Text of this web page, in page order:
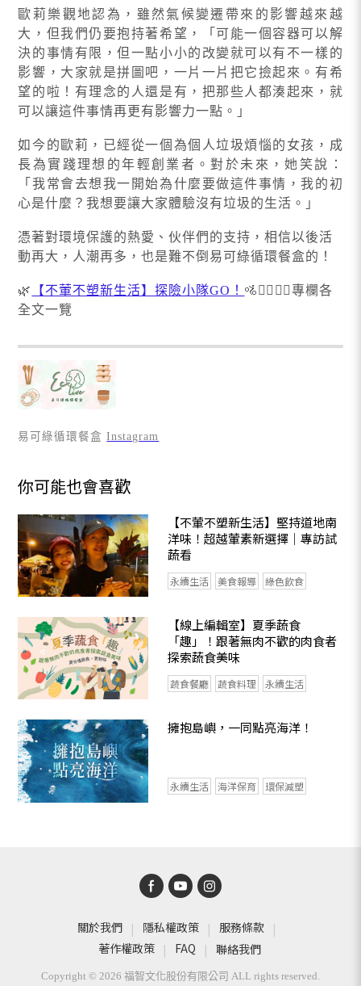
歐莉樂觀地認為，雖然氣候變遷帶來的影響越來越
大，但我們仍要抱持著希望，「可能一個容器可以解
決的事情有限，但一點小小的改變就可以有不一樣的
影響，大家就是拼圖吧，一片一片把它撿起來。有希
望的啦！有理念的人還是有，把那些人都湊起來，就
可以讓這件事情再更有影響力一點。」
如今的歐莉，已經從一個為個人垃圾煩惱的女孩，成
長為實踐理想的年輕創業者。對於未來，她笑說：
「我常會去想我一開始為什麼要做這件事情，我的初
心是什麼？我想要讓大家體驗沒有垃圾的生活。」
憑著對環境保護的熱愛、伙伴們的支持，相信以後活
動再大，人潮再多，也是難不倒易可綠循環餐盒的！
🌿 【不葷不塑新生活】探險小隊GO！ 🚵🚵‍♂️🚵‍♀️專欄各
全文一覽
易可綠循環餐盒Instagram
你可能也會喜歡
【不葷不塑新生活】堅持道地南
洋味！超越葷素新選擇｜專訪試
蔬看
永續生活 美食報導 綠色飲食
【線上編輯室】夏季蔬食
「趣」！跟著無肉不歡的肉食者
探索蔬食美味
蔬食餐廳 蔬食料理 永續生活
擁抱島嶼，一同點亮海洋！
永續生活 海洋保育 環保減塑
關於我們 隱私權政策
服務條款
著作權政策
FAQ 聯絡我們
Copyright © 2026 福智文化股份有限公司 ALL rights reserved.